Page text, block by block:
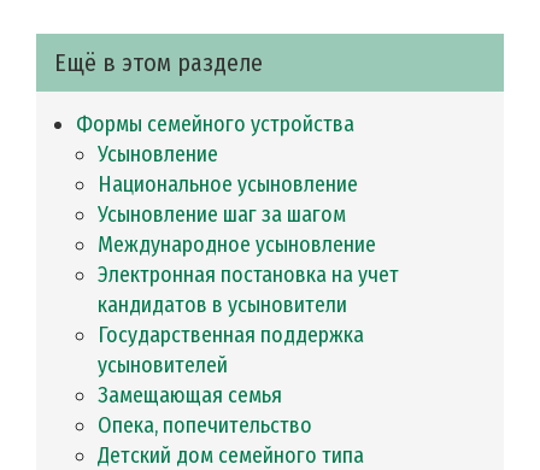
Ещё в этом разделе
Формы семейного устройства
Усыновление
Национальное усыновление
Усыновление шаг за шагом
Международное усыновление
Электронная постановка на учет
кандидатов в усыновители
Государственная поддержка
усыновителей
Замещающая семья
Опека, попечительство
Детский дом семейного типа